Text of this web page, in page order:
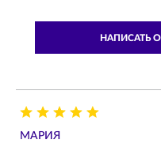
НАПИСАТЬ
МАРИЯ